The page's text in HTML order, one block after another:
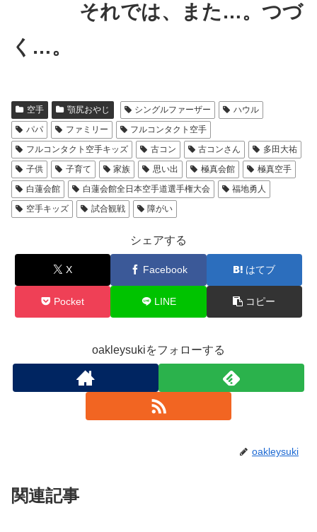
それでは、また…。つづ
く…。
空手 顎尻おやじ シングルファーザー
ハウル
パパ
ファミリー
フルコンタクト空手
フルコンタクト空手キッズ
古コン 古コンさん
多田大祐
子供
子育て 家族 思い出 極真会館
極真空手
白蓮会館
白蓮会館全日本空手道選手権大会
福地勇人
空手キッズ
試合観戦 障がい
シェアする
X Facebook はてブ
Pocket LINE コピー
oakleysukiをフォローする
oakleysuki
関連記事